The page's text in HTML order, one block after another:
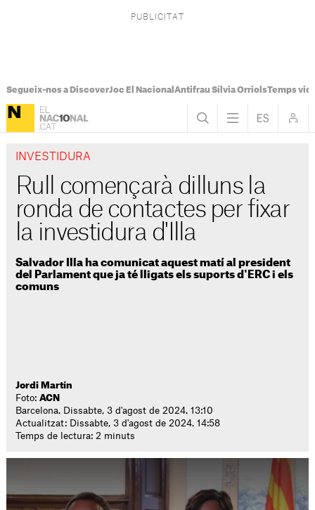
Segueix-nos a DiscoverJoc El Nacional Antifrau Sílvia OrriolsTemps
INVESTIDURA
Rull començarà dilluns la
ronda de contactes per fixar
la investidura d'Illa
Salvador Illa ha comunicat aquest matí al president
del Parlament que ja té lligats els suports d'ERC i els
comuns
Jordi Martín
Foto:ACN
Barcelona. Dissabte, 3 d'agost de 2024. 13:10
Actualitzat: Dissabte, 3 d'agost de 2024. 14:58
Temps de lectura: 2 minuts